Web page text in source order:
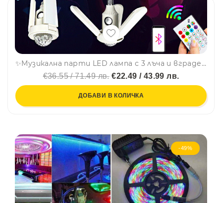
✨Музикална парти LED лампа с 3 лъча и вградена bluetooth тонколона🎇
€36.55 / 71.49 лв.€22.49 / 43.99 лв.
ДОБАВИ В КОЛИЧКА
-49%